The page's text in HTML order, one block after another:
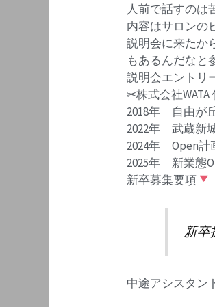
人前で話すのは
内容はサロンの
説明会に来たか
もあるんだなと
説明会エントリ
✂︎株式会社
2018年 自由が
2022年 武蔵新
2024年 Open計
2025年 新業態
新卒募集要項
新卒
中途アシスタン